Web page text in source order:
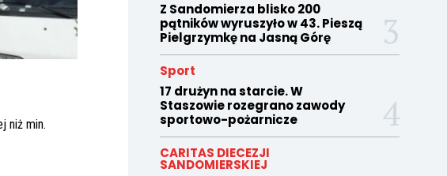
niżmin.
Z Sandomierza blisko 200
pątników wyruszyło w 43. Pieszą
Pielgrzymkę na Jasną Górę
Sport
17 drużyn na starcie. W
Staszowie rozegrano zawody
sportowo-pożarnicze
CARITAS DIECEZJI
SANDOMIERSKIEJ